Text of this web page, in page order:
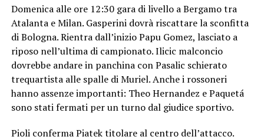
Domenica alle ore 12:30 gara di livello a Bergamo tra
Atalanta e Milan. Gasperini dovrà riscattare la sconfitta
di Bologna. Rientra dall’inizio Papu Gomez, lasciato a
riposo nell’ultima di campionato. Ilicic malconcio
dovrebbe andare in panchina con Pasalic schierato
trequartista alle spalle di Muriel. Anche i rossoneri
hanno assenze importanti: Theo Hernandez e Paquetá
sono stati fermati per un turno dal giudice sportivo.
Pioli conferma Piatek titolare al centro dell’attacco.